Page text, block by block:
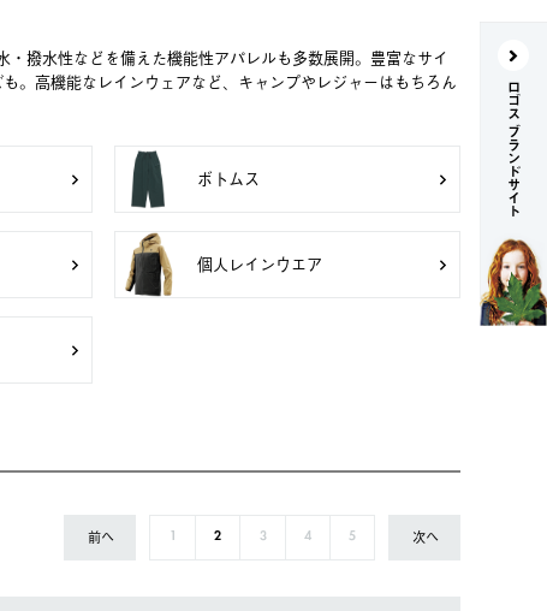
撥水性などを備えた機能性アパレルも多数展開。豊富なサイ
。高機能なレインウェアなど、キャンプやレジャーはもちろん
ボトムス
個人レインウエア
前へ 1 2 3 4 5 次へ
ロゴス ブランドサイト